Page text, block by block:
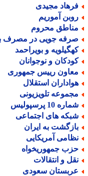
مجیدی
آموریم
محروم
جویی در مصرف برق
و بویراحمد
و نوجوانان
رییس جمهوری
استقلال
تلویزیونی
10 پرسپولیس
های اجتماعی
به ایران
آمریکایی
جمهوریخواه
و انتقالات
سعودی